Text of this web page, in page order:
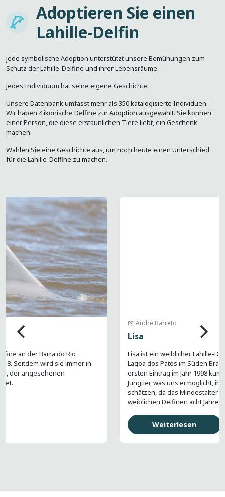
Imagem Adoptieren Sie einen
Lahille-Delfin
Jede symbolische Adoption unterstützt unsere Bemühungen zum
Schutz der Lahille-Delfine und ihrer Lebensräume.
Jedes Individuum hat seine eigene Geschichte.
Unsere Datenbank umfasst mehr als 350 katalogisierte Individuen.
Wir haben 4 ikonische Delfine zur Adoption ausgewählt. Sie können
einer Person, die diese erstaunlichen Tiere liebt, ein Geschenk
machen.
Wählen Sie eine Geschichte aus, um noch heute einen Unterschied
für die Lahille-Delfine zu machen.
Bild
Lisa
Lisa ist ein weiblicher Lahille-Delfin, der regelmäßig im Estuar des
Lagoa dos Patos im Süden Brasiliens gesichtet wird. Bei ihrem
ersten Eintrag im Jahr 1998 kümmerte sie sich bereits um ein
Jungtier, was uns ermöglicht, ihr Alter auf mindestens 32 Jahre zu
schätzen, da das Mindestalter für die Fortpflanzung bei
weiblichen Delfinen acht Jahre beträgt.